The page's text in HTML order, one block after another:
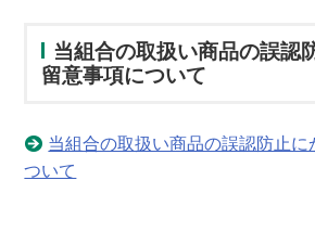
当組合の取扱い商品の誤認
留意事項について
当組合の取扱い商品の誤認防止に
ついて